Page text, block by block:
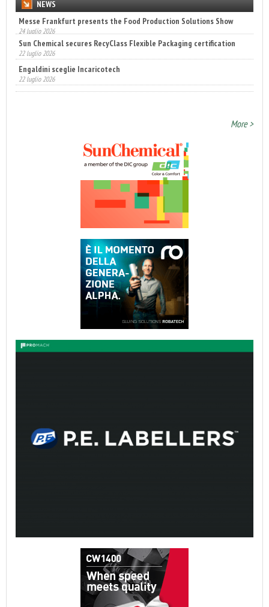
NEWS
Sun Chemical secures RecyClass Flexible Packaging certification
22 luglio 2026
Engaldini sceglie Incaricotech
22 luglio 2026
Annunciati i finalisti dei Diamonds Awards 2026 di FTA Europe
14 luglio 2026
More >